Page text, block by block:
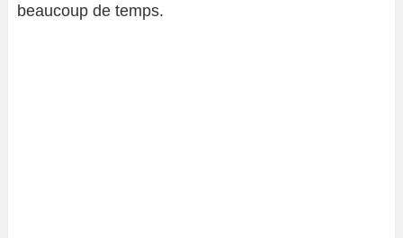
beaucoup de temps.